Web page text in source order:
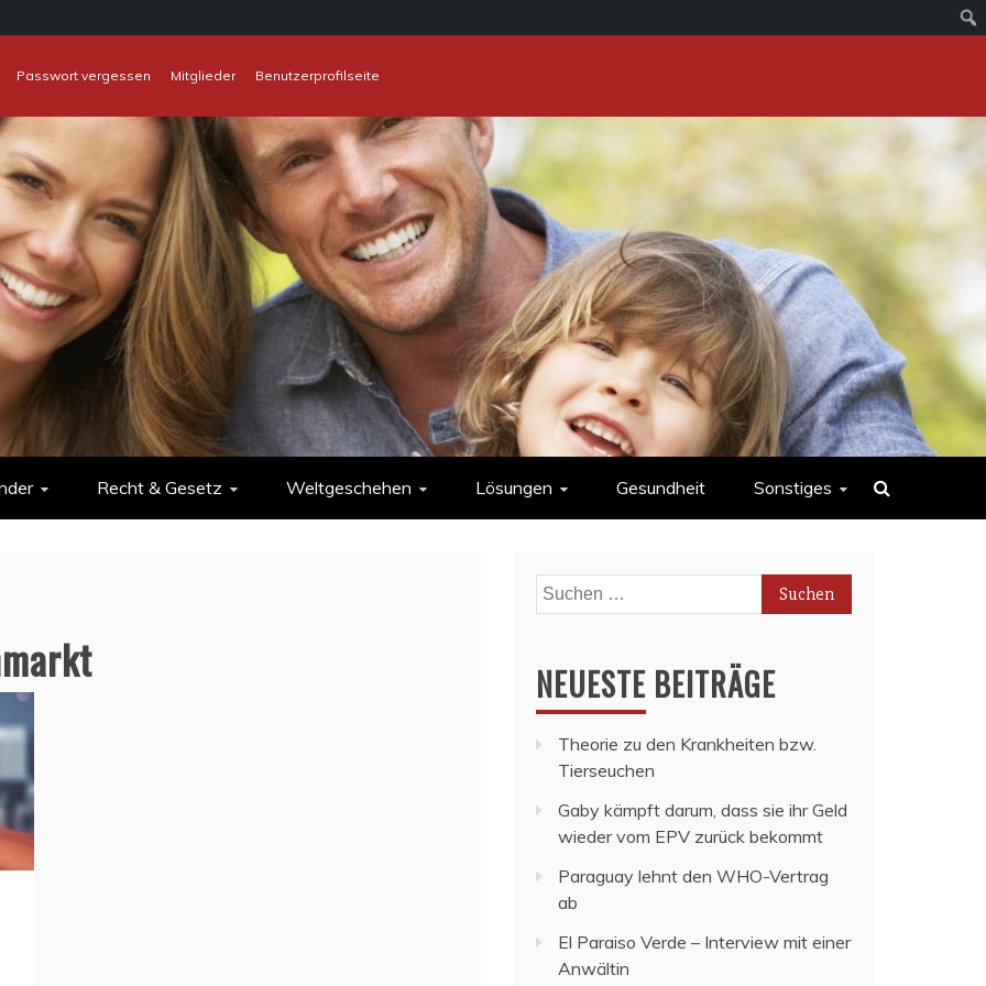
Passwort vergessen Mitglieder
Benutzerprofilseite
Recht & Gesetz Weltgeschehen Lösungen Gesundheit Sonstiges
Suchen
nach:
NEUESTE BEITRÄGE
Theorie zu den Krankheiten bzw.
Tierseuchen
Gaby kämpft darum, dass sie ihr Geld
wieder vom EPV zurück bekommt
Paraguay lehnt den WHO-Vertrag
ab
El Paraiso Verde – Interview mit einer
Anwältin